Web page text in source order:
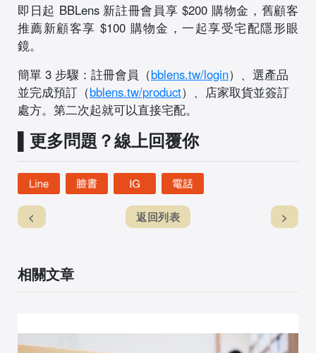
即日起 BBLens 新註冊會員享 $200 購物金，舊顧客
推薦新顧客享 $100 購物金，一起享受宅配隱形眼
鏡。
簡單 3 步驟：註冊會員（bblens.tw/login）、選產品
並完成預訂（bblens.tw/product）、店家取貨並簽訂
處方。第二次起就可以直接宅配。
▌更多問題？線上回覆你
< 返回列表 >
相關文章